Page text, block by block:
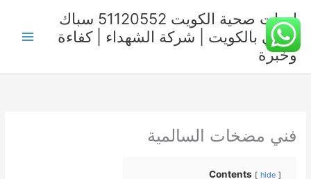
إلى
المحتوى
ادوات صحية الكويت 51120552 سباك
صحي بالكويت | شركة الشهداء | كفاءة
وخبرة
فني مضخات السالمية
Contents hide